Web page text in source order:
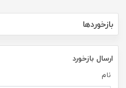
بازخوردها
ارسال بازخورد
نام